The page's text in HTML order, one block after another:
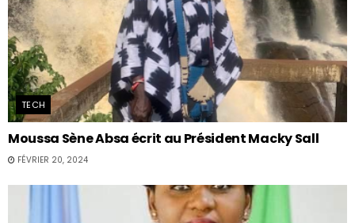
TECH
Moussa Sène Absa écrit au Président Macky Sall
FÉVRIER 20, 2024